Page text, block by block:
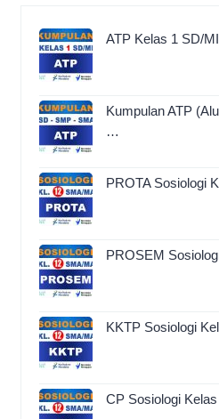
ATP Kelas 1 SD/MI
Kumpulan ATP
…
PROTA Sosiologi
PROSEM
KKTP Sosiologi
CP Sosiologi